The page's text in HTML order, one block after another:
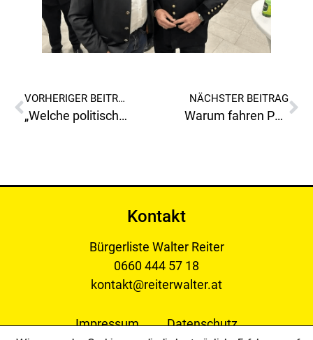
VORHERIGER BEITRAG
„Welche politische Glaubwürdigkeit oder Signalwirkung hat so eine Vertretung?“
NÄCHSTER BEITRAG
Warum fahren Polizeifahrzeuge in Leoben regelmäßig gegen Einbahnstraßen (Straußgasse) obwohl für Außenstehende kein Einsatz mit Blaulicht erkennbar ist?
Kontakt
Bürgerliste Walter Reiter
0660 444 57 18
kontakt@reiterwalter.at
Impressum Datenschutz